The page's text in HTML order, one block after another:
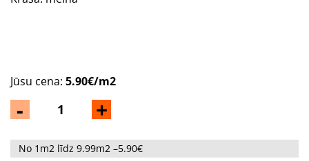
- +
Jūsu cena: 5.90€/m2
No 1m2 līdz 9.99m2 –5.90€